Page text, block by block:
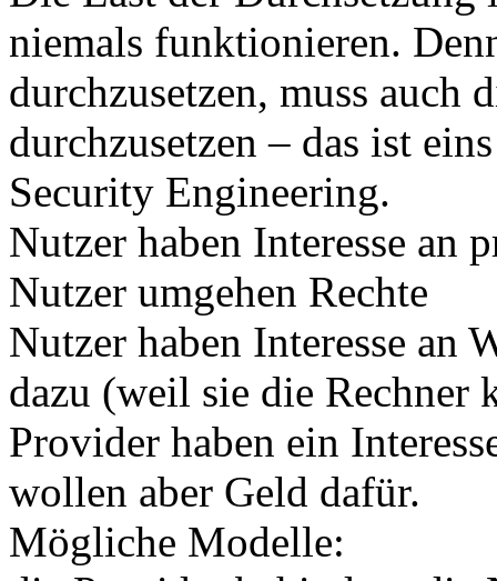
niemals funktionieren.
durchzusetzen, muss auch
durchzusetzen – das ist
Security Engineering.
Nutzer haben Interesse an
Nutzer umgehen Rechte
Nutzer haben Interesse an
dazu (weil sie die Rechner
Provider haben ein
wollen aber Geld dafür.
Mögliche Modelle: